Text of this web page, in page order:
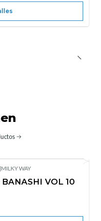
MILKY WAY
VOL 10